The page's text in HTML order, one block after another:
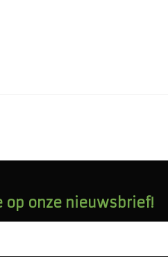
op onze nieuwsbrief!